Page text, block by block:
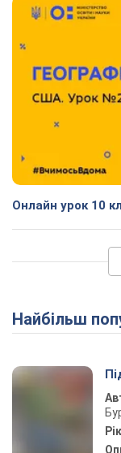
Онлайн урок 10
Найбільш